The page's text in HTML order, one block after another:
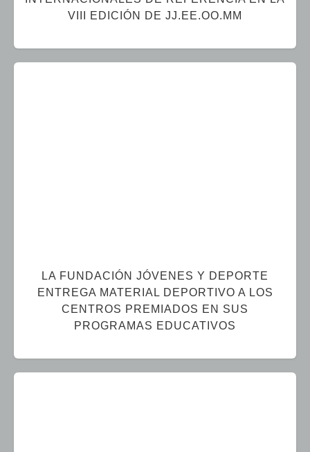
VIII EDICIÓN DE JJ.EE.OO.MM
LA FUNDACIÓN JÓVENES Y DEPORTE
ENTREGA MATERIAL DEPORTIVO A LOS
CENTROS PREMIADOS EN SUS
PROGRAMAS EDUCATIVOS